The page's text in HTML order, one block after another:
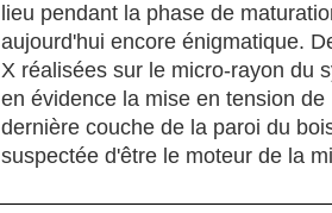
lieu pendant la phase de
aujourd'hui encore énigmatique.
X réalisées sur le micro-rayon du
en évidence la mise en tension
dernière couche de la paroi du
suspectée d'être le moteur de la